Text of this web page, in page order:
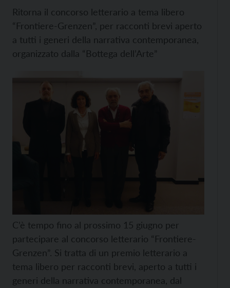
Ritorna il concorso letterario a tema libero
“Frontiere-Grenzen”, per racconti brevi aperto
a tutti i generi della narrativa contemporanea,
organizzato dalla “Bottega dell’Arte”
C’è tempo fino al prossimo 15 giugno per
partecipare al concorso letterario “Frontiere-
Grenzen”. Si tratta di un premio letterario a
tema libero per racconti brevi, aperto a tutti i
generi della narrativa contemporanea, dal